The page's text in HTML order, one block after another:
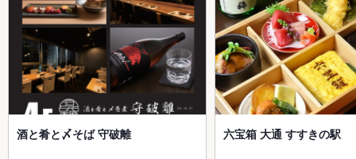
酒と肴と〆そば 守破離 六宝箱 大通 すすきの駅